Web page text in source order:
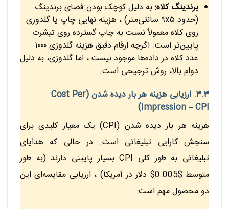
برندینگ کلاه:به دلیل کوچک بودن فضای برندینگ
(حدود ۹x۵ سانتی‌متر) ، هزینه نهایی چاپ یا گلدوزی
روی کلاه معمولاً نسبت به چاپ گسترده روی تیشرت
پایین‌تر است. اگرچه ارقام دقیق هزینه گلدوزی ۱۰۰۰
عدد کلاه در داده‌ها موجود نیست ، اما گلدوزی، به دلیل
دوام بالا، روش ترجیحی است.
۳.۳. ارزیابی هزینه هر بار دیده شدن (Cost Per
Impression – CPI)
هزینه هر بار دیده شدن (CPI) یک معیار کلیدی برای
سنجش کارایی تبلیغاتی است. در حالی که هدایای
تبلیغاتی به طور کلی CPI بسیار پایینی دارند (به طور
متوسط $0.005$ دلار در آمریکا) ، ارزیابی مقایسه‌ای این
دو محصول مهم است: